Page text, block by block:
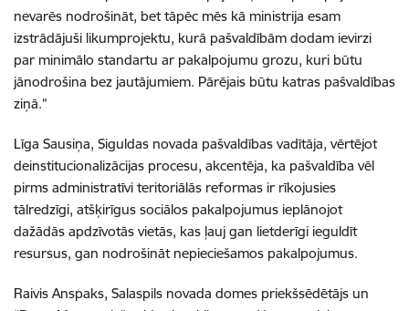
nevarēs nodrošināt, bet tāpēc mēs kā ministrija esam
izstrādājuši likumprojektu, kurā pašvaldībām dodam ievirzi
par minimālo standartu ar pakalpojumu grozu, kuri būtu
jānodrošina bez jautājumiem. Pārējais būtu katras pašvaldības
ziņā.”
Līga Sausiņa, Siguldas novada pašvaldības vadītāja, vērtējot
deinstitucionalizācijas procesu, akcentēja, ka pašvaldība vēl
pirms administratīvi teritoriālās reformas ir rīkojusies
tālredzīgi, atšķirīgus sociālos pakalpojumus ieplānojot
dažādās apdzīvotās vietās, kas ļauj gan lietderīgi ieguldīt
resursus, gan nodrošināt nepieciešamos pakalpojumus.
Raivis Anspaks, Salaspils novada domes priekšsēdētājs un